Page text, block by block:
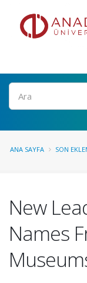
Ara
ANA SAYFA SON
New
Names